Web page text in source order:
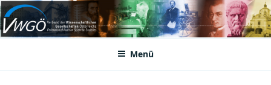
Zum
Inhalt
springenVWGÖ
Federation of Austrian Scientific Societies
Menü